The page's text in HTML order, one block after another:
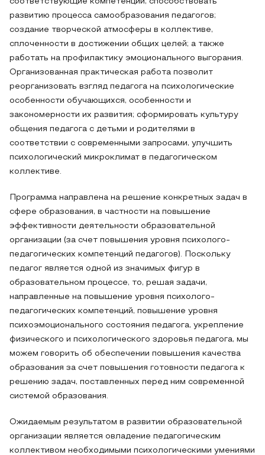
развитию процесса самообразования педагогов;
создание творческой атмосферы в коллективе,
сплоченности в достижении общих целей; а также
работать на профилактику эмоционального выгорания.
Организованная практическая работа позволит
реорганизовать взгляд педагога на психологические
особенности обучающихся, особенности и
закономерности их развития; сформировать культуру
общения педагога с детьми и родителями в
соответствии с современными запросами, улучшить
психологический микроклимат в педагогическом
коллективе.
Программа направлена на решение конкретных задач в
сфере образования, в частности на повышение
эффективности деятельности образовательной
организации (за счет повышения уровня психолого-
педагогических компетенций педагогов). Поскольку
педагог является одной из значимых фигур в
образовательном процессе, то, решая задачи,
направленные на повышение уровня психолого-
педагогических компетенций, повышение уровня
психоэмоционального состояния педагога, укрепление
физического и психологического здоровья педагога, мы
можем говорить об обеспечении повышения качества
образования за счет повышения готовности педагога к
решению задач, поставленных перед ним современной
системой образования.
Ожидаемым результатом в развитии образовательной
организации является овладение педагогическим
коллективом необходимыми психологическими умениями